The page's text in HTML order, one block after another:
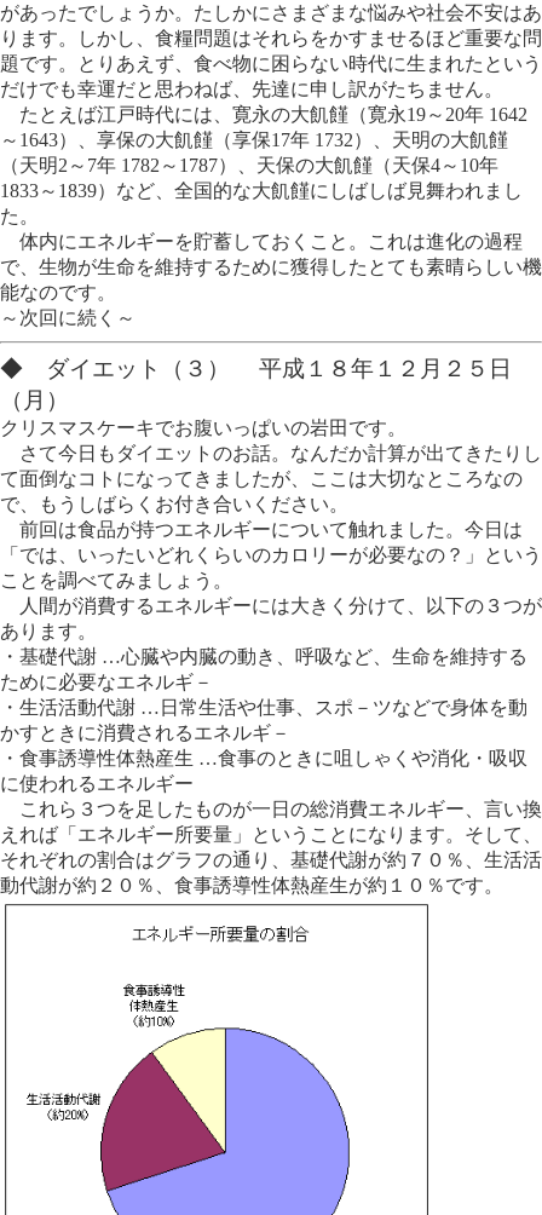
があったでしょうか。たしかにさまざまな悩みや社会不安はあ
ります。しかし、食糧問題はそれらをかすませるほど重要な問
題です。とりあえず、食べ物に困らない時代に生まれたという
だけでも幸運だと思わねば、先達に申し訳がたちません。
たとえば江戸時代には、寛永の大飢饉（寛永19～20年 1642
～1643）、享保の大飢饉（享保17年 1732）、天明の大飢饉
（天明2～7年 1782～1787）、天保の大飢饉（天保4～10年
1833～1839）など、全国的な大飢饉にしばしば見舞われまし
た。
体内にエネルギーを貯蓄しておくこと。これは進化の過程
で、生物が生命を維持するために獲得したとても素晴らしい機
能なのです。
～次回に続く～
◆ ダイエット（３） 平成１８年１２月２５日
（月）
クリスマスケーキでお腹いっぱいの岩田です。
さて今日もダイエットのお話。なんだか計算が出てきたりし
て面倒なコトになってきましたが、ここは大切なところなの
で、もうしばらくお付き合いください。
前回は食品が持つエネルギーについて触れました。今日は
「では、いったいどれくらいのカロリーが必要なの？」という
ことを調べてみましょう。
人間が消費するエネルギーには大きく分けて、以下の３つが
あります。
・基礎代謝 …心臓や内臓の動き、呼吸など、生命を維持する
ために必要なエネルギ－
・生活活動代謝 …日常生活や仕事、スポ－ツなどで身体を動
かすときに消費されるエネルギ－
・食事誘導性体熱産生 …食事のときに咀しゃくや消化・吸収
に使われるエネルギー
これら３つを足したものが一日の総消費エネルギー、言い換
えれば「エネルギー所要量」ということになります。そして、
それぞれの割合はグラフの通り、基礎代謝が約７０％、生活活
動代謝が約２０％、食事誘導性体熱産生が約１０％です。